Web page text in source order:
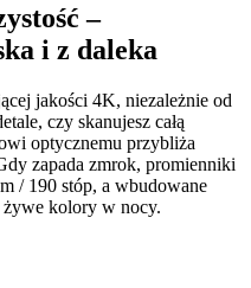
–
i z daleka
jakości 4K, niezależnie od
czy skanujesz całą
optycznemu przybliża
zapada zmrok, promienniki
/ 190 stóp, a wbudowane
żywe kolory w nocy.